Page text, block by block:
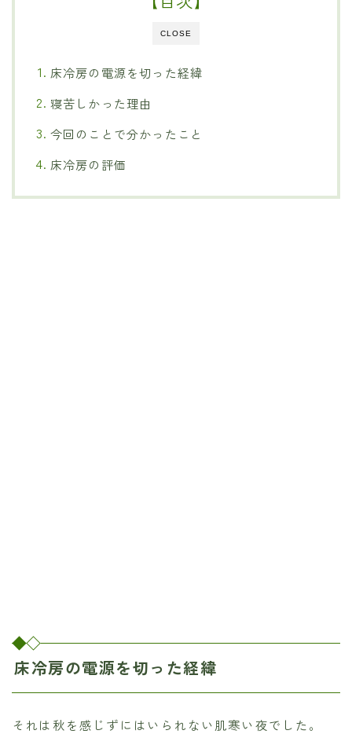
CLOSE
床冷房の電源を切った経緯
寝苦しかった理由
今回のことで分かったこと
床冷房の評価
床冷房の電源を切った経緯
それは秋を感じずにはいられない肌寒い夜でした。